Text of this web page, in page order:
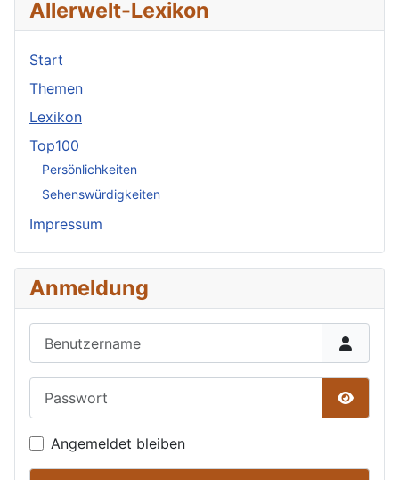
Allerwelt-Lexikon
Start
Themen
Lexikon
Top100
Persönlichkeiten
Sehenswürdigkeiten
Impressum
Anmeldung
Angemeldet bleiben